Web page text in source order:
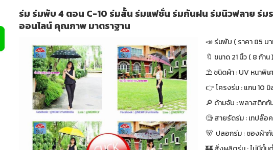
ร่ม ร่มพับ 4 ตอน C-10 ร่มสั้น ร่มแฟชั่น ร่มกันฝน ร่มนิวฟลาย ร่ม
ออนไลน์ คุณภาพ มาตราฐาน
📣 ร่มพับ ( ราคา 85 บ
🔖 ขนาด 21 นิ้ว ( 8 ก้าน )
⛱ ชนิดผ้า : UV หนาพิเ
👉 โครงร่ม : แกน 10 มิ
🔎 ด้ามจับ : พลาสติกกั
🧐 สายรัดร่ม : เทปล๊อค
🐻 ปลอกร่ม : ซองผ้ากั